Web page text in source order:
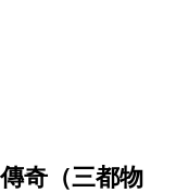
奇（三都物